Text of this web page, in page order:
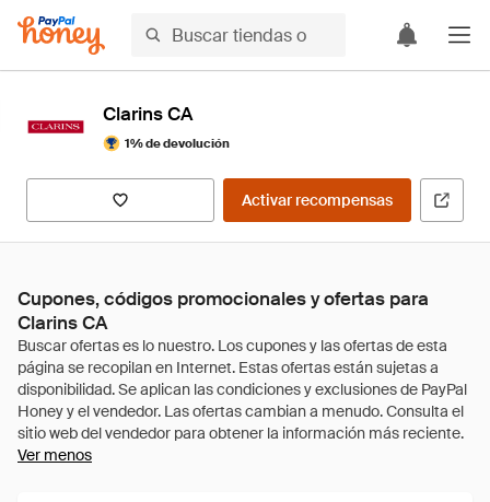
Clarins CA
1% de devolución
Activar recompensas
Cupones, códigos promocionales y ofertas para
Clarins CA
Ver menos